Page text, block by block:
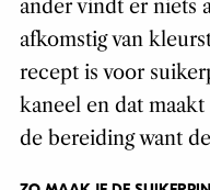
ander vindt er niets
afkomstig van
recept is voor
kaneel en dat
de bereiding want